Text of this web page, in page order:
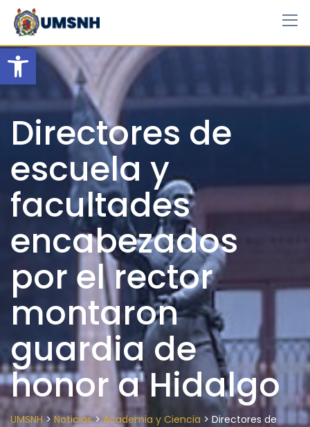
Open toolbar
Skip
content
Directores de
escuela y
facultades
encabezados
por el rector
montaron
guardia de
honor a Hidalgo
UMSNH> Noticias>Academia y Ciencia > Directores de